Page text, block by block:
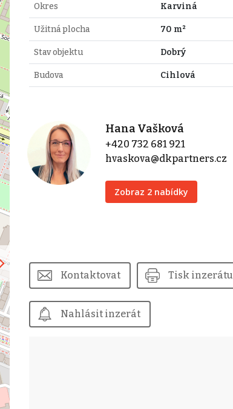
Okres Karviná
Užitná plocha 70 m²
Stav objektu Dobrý
Budova Cihlová
Hana Vašková
+420 732 681 921
hvaskova@dkpartners.cz
Zobraz 2 nabídky
Kontaktovat Tisk inzerátu
Nahlásit inzerát